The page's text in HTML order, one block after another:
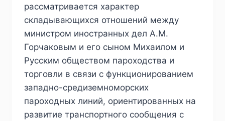
рассматривается характер
складывающихся отношений между
министром иностранных дел А.М.
Горчаковым и его сыном Михаилом и
Русским обществом пароходства и
торговли в связи с функционированием
западно-средиземноморских
пароходных линий, ориентированных на
развитие транспортного сообщения с